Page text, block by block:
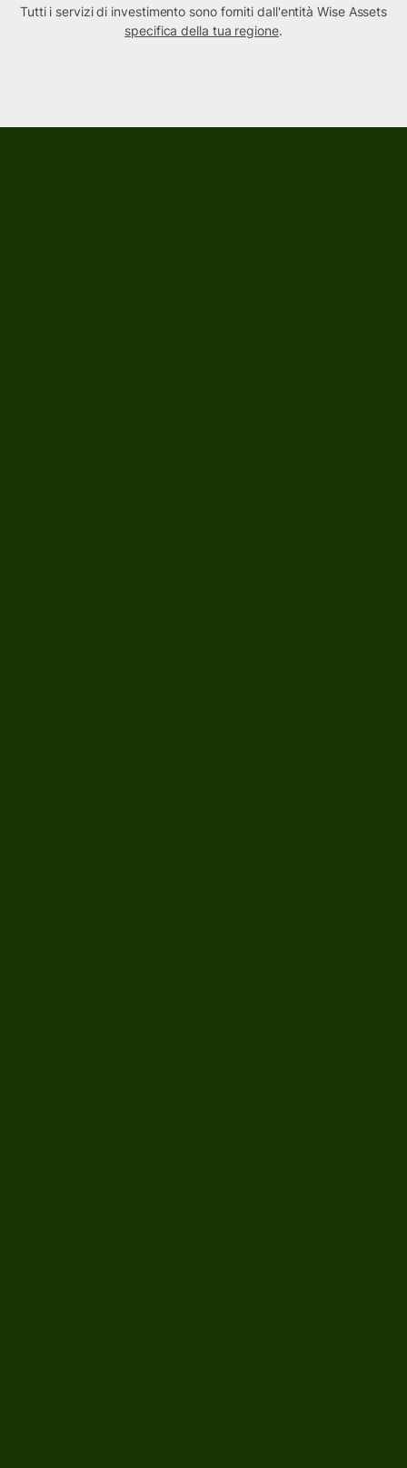
Tutti i servizi di investimento sono forniti dall'entità Wise Assets
specifica della tua regione.